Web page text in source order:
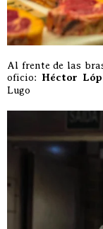
Al frente de las
oficio: Héctor
Lugo